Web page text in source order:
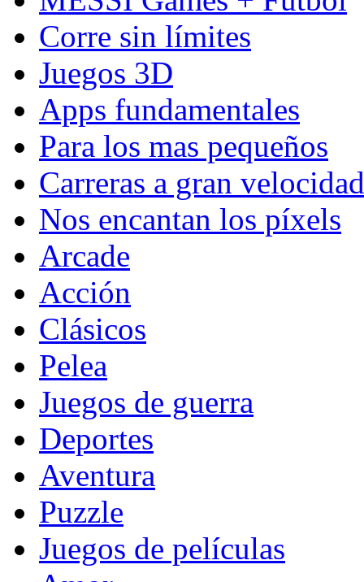
Corre sin límites
Juegos 3D
Apps fundamentales
Para los mas pequeños
Carreras a gran velocidad
Nos encantan los píxels
Arcade
Acción
Clásicos
Pelea
Juegos de guerra
Deportes
Aventura
Puzzle
Juegos de películas